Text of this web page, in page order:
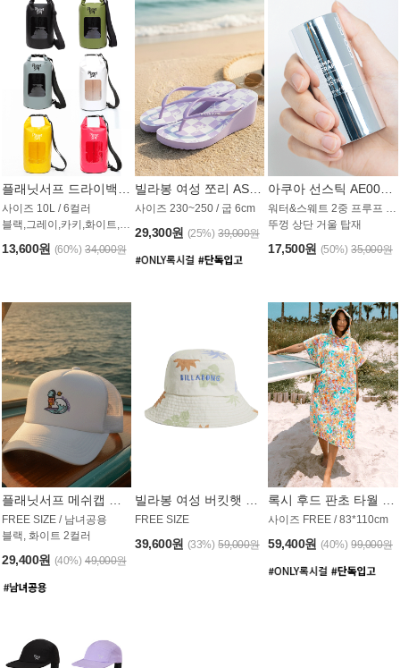
사이즈 10L / 6컬러
블랙,그레이,카키,화이트,옐로우,핑크
13,600원 (60%) 34,000원
사이즈 230~250 / 굽 6cm
29,300원 (25%) 39,000원
워터&스웨트 2중 프루프 / SPF 50+
뚜껑 상단 거울 탑재
17,500원 (50%) 35,000원
FREE SIZE / 남녀공용
블랙, 화이트 2컬러
29,400원 (40%) 49,000원
FREE SIZE
39,600원 (33%) 59,000원
사이즈 FREE / 83*110cm
59,400원 (40%) 99,000원